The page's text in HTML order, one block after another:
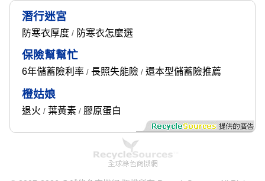
潛行迷宮
防寒衣厚度 / 防寒衣怎麼選
保險幫幫忙
6年儲蓄險利率/ 長照失能險/ 還本型儲蓄險推薦
橙姑娘
退火 / 葉黃素/ 膠原蛋白